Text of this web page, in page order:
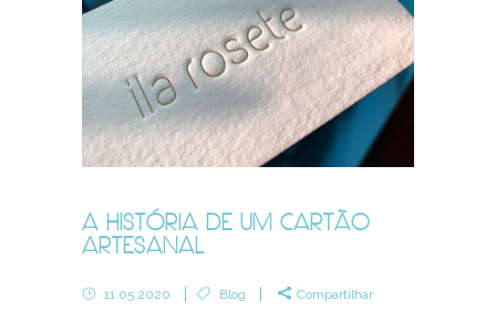
A HISTÓRIA DE UM CARTÃO
ARTESANAL
11.05.2020 Blog Compartilhar